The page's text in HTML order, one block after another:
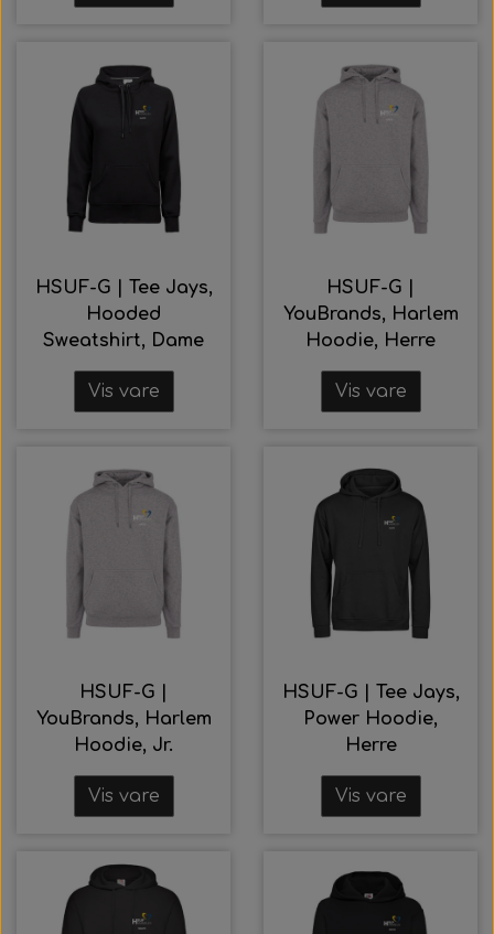
HSUF-G | Tee Jays,
Hooded
Sweatshirt, Dame
Vis vare
HSUF-G |
YouBrands, Harlem
Hoodie, Herre
Vis vare
HSUF-G |
YouBrands, Harlem
Hoodie, Jr.
Vis vare
HSUF-G | Tee Jays,
Power Hoodie,
Herre
Vis vare